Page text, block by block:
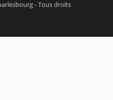
- Tous droits